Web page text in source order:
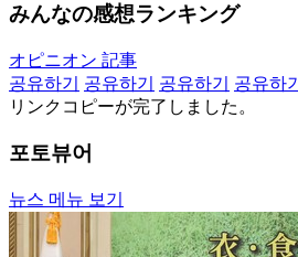
みんなの感想ランキング
オピニオン 記事
공유하기
공유하기 공유하기 공유하기
リンクコピーが完了しました。
포토뷰어
뉴스 메뉴 보기